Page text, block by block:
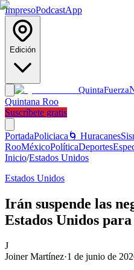
ImpresoPodcastApp
Edición
QuintaFuerza
Quintana Roo
Suscríbete gratis
PortadaPoliciaca 🌀 Huracanes
RooMéxicoPolíticaDeportes
Inicio/Estados Unidos
Estados Unidos
Irán suspende las
Estados Unidos
J
Joiner Martínez·1 de junio de